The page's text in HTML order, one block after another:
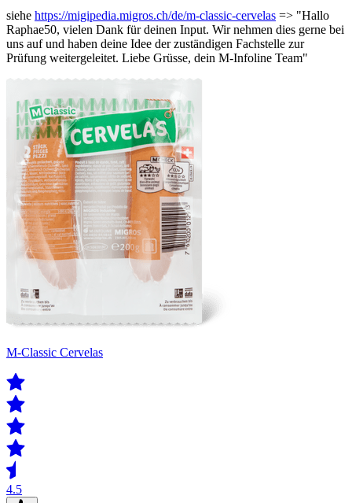
siehe https://migipedia.migros.ch/de/m-classic-cervelas => "Hallo
Raphae50, vielen Dank für deinen Input. Wir nehmen dies gerne bei
uns auf und haben deine Idee der zuständigen Fachstelle zur
Prüfung weitergeleitet. Liebe Grüsse, dein M-Infoline Team"
M-Classic Cervelas
4.5